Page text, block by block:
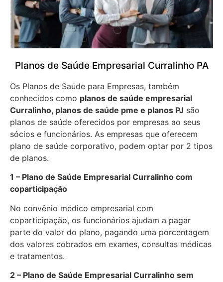
Planos de Saúde Empresarial Curralinho PA
Os Planos de Saúde para Empresas, também
conhecidos como planos de saúde empresarial
Curralinho, planos de saúde pme e planos PJ são
planos de saúde oferecidos por empresas ao seus
sócios e funcionários. As empresas que oferecem
plano de saúde corporativo, podem optar por 2 tipos
de planos.
1 – Plano de Saúde Empresarial Curralinho com
coparticipação
No convênio médico empresarial com
coparticipação, os funcionários ajudam a pagar
parte do valor do plano, pagando uma porcentagem
dos valores cobrados em exames, consultas médicas
e tratamentos.
2 – Plano de Saúde Empresarial Curralinho sem